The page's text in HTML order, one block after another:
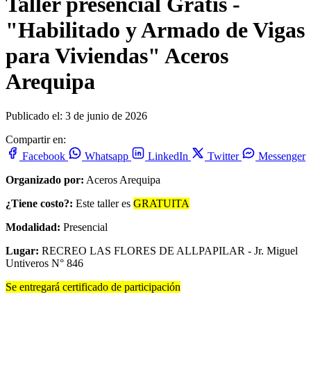
"Habilitado y Armado de Vigas
para Viviendas" Aceros
Arequipa
Publicado el: 3 de junio de 2026
Compartir en:
Facebook
Whatsapp LinkedIn Twitter
Messenger
Organizado por: Aceros Arequipa
¿Tiene costo?: Este taller es GRATUITA
Modalidad: Presencial
Lugar: RECREO LAS FLORES DE ALLPAPILAR - Jr. Miguel
Untiveros N° 846
Se entregará certificado de participación